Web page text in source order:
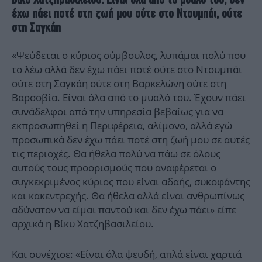
έχω πάει ποτέ στη ζωή μου ούτε στο Ντουμπάι, ούτε
στη Σαγκάη
«Ψεύδεται ο κύριος σύμβουλος, λυπάμαι πολύ που
το λέω αλλά δεν έχω πάει ποτέ ούτε στο Ντουμπάι
ούτε στη Σαγκάη ούτε στη Βαρκελώνη ούτε στη
Βαρσοβία. Είναι όλα από το μυαλό του. Έχουν πάει
συνάδελφοι από την υπηρεσία βεβαίως για να
εκπροσωπηθεί η Περιφέρεια, αλίμονο, αλλά εγώ
προσωπικά δεν έχω πάει ποτέ στη ζωή μου σε αυτές
τις περιοχές. Θα ήθελα πολύ να πάω σε όλους
αυτούς τους προορισμούς που αναφέρεται ο
συγκεκριμένος κύριος που είναι αδαής, συκοφάντης
και κακεντρεχής. Θα ήθελα αλλά είναι ανθρωπίνως
αδύνατον να είμαι παντού και δεν έχω πάει» είπε
αρχικά η Βίκυ Χατζηβασιλείου.
Και συνέχισε: «Είναι όλα ψευδή, απλά είναι χαρτιά